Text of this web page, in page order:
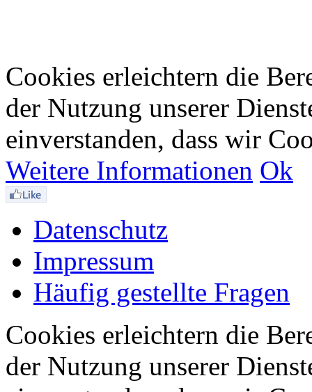
Cookies erleichtern die
der Nutzung unserer
einverstanden, dass wir
Weitere Informationen Ok
Datenschutz
Impressum
Häufig gestellte Fragen
Cookies erleichtern die
der Nutzung unserer